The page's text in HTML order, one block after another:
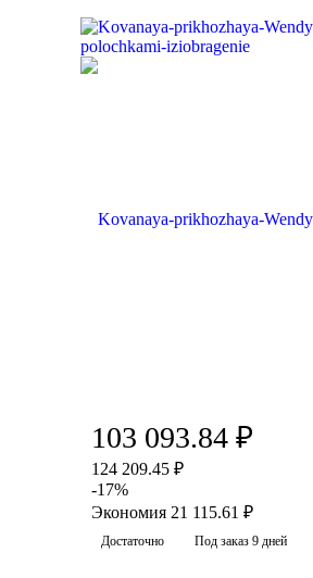
103 093.84 ₽
124 209.45 ₽
-17%
Экономия 21 115.61 ₽
Достаточно Под заказ 9 дней